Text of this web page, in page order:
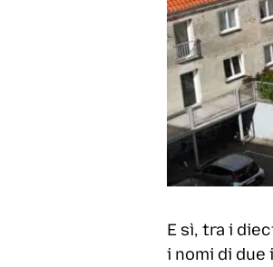
E sì, tra i
i nomi di